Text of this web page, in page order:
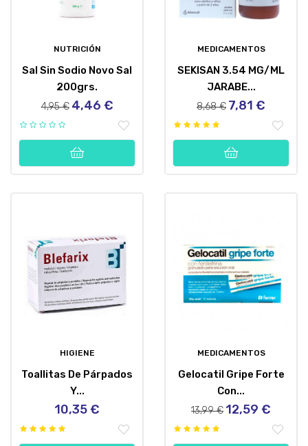
NUTRICIÓN
Sal Sin Sodio Novo Sal
200grs.
Precio
4,95 € Precio
4,46 €
MEDICAMENTOS
SEKISAN 3.54 MG/ML
JARABE...
Precio
8,68 € Precio
7,81 €
HIGIENE
Toallitas De Párpados
Y...
Precio
10,35 €
MEDICAMENTOS
Gelocatil Gripe Forte
Con...
Precio
13,99 € Precio
12,59 €